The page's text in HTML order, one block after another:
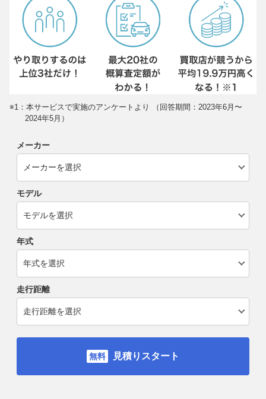
※1：本サービスで実施のアンケートより （回答期間：2023年6月〜
2024年5月）
メーカー
モデル
年式
走行距離
見積りスタート